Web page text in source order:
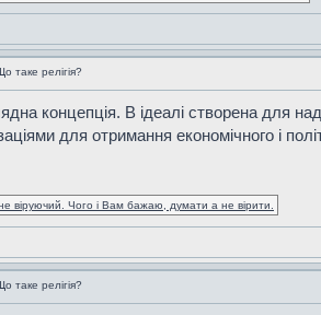
таке релігія?
концепція. В ідеалі створена
для отримання економічного і
віруючий. Чого і Вам бажаю, думати а не вірити.
таке релігія?